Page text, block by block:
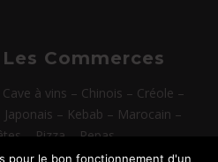
Commerces
Cave à vins – Chinois – Créole –
Japonais – Kebab – Marocain –
Pizza
Repas
pour le bon fonctionnement d'un